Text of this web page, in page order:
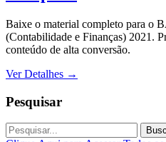
Baixe o material completo para o
(Contabilidade e Finanças) 2021.
conteúdo de alta conversão.
Ver Detalhes →
Pesquisar